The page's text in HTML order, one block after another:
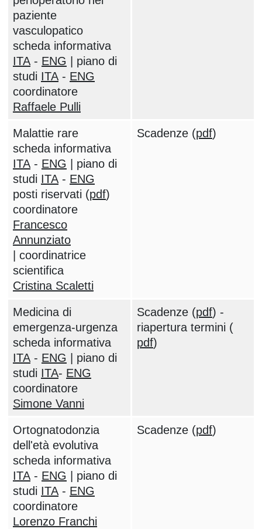
paziente
vasculopatico
scheda informativa
ITA- ENG | piano di
studi ITA- ENG
coordinatore
Raffaele Pulli
Malattie rare
scheda informativa
ITA- ENG | piano di
studi ITA- ENG
posti riservati (pdf)
coordinatore
Francesco
Annunziato
| coordinatrice
scientifica
Cristina Scaletti
Scadenze (pdf)
Medicina di
emergenza-urgenza
scheda informativa
ITA- ENG | piano di
studi ITA- ENG
coordinatore
Simone Vanni
Scadenze (pdf) -
riapertura termini (
pdf)
Ortognatodonzia
dell'età evolutiva
scheda informativa
ITA- ENG | piano di
studi ITA- ENG
coordinatore
Lorenzo Franchi
Scadenze (pdf)